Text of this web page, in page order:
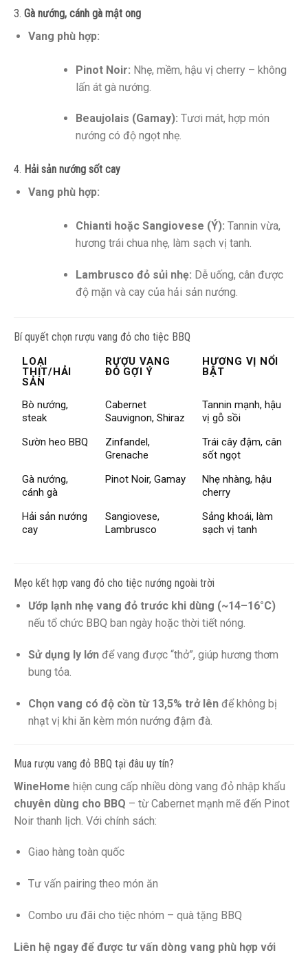
3. Gà nướng, cánh gà mật ong
Vang phù hợp:
Pinot Noir: Nhẹ, mềm, hậu vị cherry – không
lấn át gà nướng.
Beaujolais (Gamay): Tươi mát, hợp món
nướng có độ ngọt nhẹ.
4. Hải sản nướng sốt cay
Vang phù hợp:
Chianti hoặc Sangiovese (Ý): Tannin vừa,
hương trái chua nhẹ, làm sạch vị tanh.
Lambrusco đỏ sủi nhẹ: Dễ uống, cân được
độ mặn và cay của hải sản nướng.
Bí quyết chọn rượu vang đỏ cho tiệc BBQ
LOẠI
THỊT/HẢI
SẢN
RƯỢU VANG
ĐỎ GỢI Ý
HƯƠNG VỊ NỔI
BẬT
Bò nướng,
steak
Cabernet
Sauvignon, Shiraz
Tannin mạnh, hậu
vị gỗ sồi
Sườn heo BBQ
Zinfandel,
Grenache
Trái cây đậm, cân
sốt ngọt
Gà nướng,
cánh gà
Pinot Noir, Gamay
Nhẹ nhàng, hậu
cherry
Hải sản nướng
cay
Sangiovese,
Lambrusco
Sảng khoái, làm
sạch vị tanh
Mẹo kết hợp vang đỏ cho tiệc nướng ngoài trời
Ướp lạnh nhẹ vang đỏ trước khi dùng (~14–16°C)
nếu tổ chức BBQ ban ngày hoặc thời tiết nóng.
Sử dụng ly lớnđể vang được “thở”, giúp hương thơm
bung tỏa.
Chọn vang có độ cồn từ 13,5% trở lênđể không bị
nhạt vị khi ăn kèm món nướng đậm đà.
Mua rượu vang đỏ BBQ tại đâu uy tín?
WineHome hiện cung cấp nhiều dòng vang đỏ nhập khẩu
chuyên dùng cho BBQ – từ Cabernet mạnh mẽ đến Pinot
Noir thanh lịch. Với chính sách:
Giao hàng toàn quốc
Tư vấn pairing theo món ăn
Combo ưu đãi cho tiệc nhóm – quà tặng BBQ
Liên hệ ngay để được tư vấn dòng vang phù hợp với